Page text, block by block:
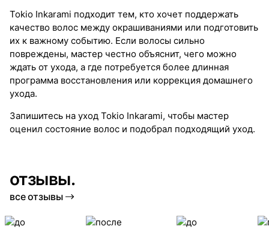
Tokio Inkarami подходит тем, кто хочет поддержать
качество волос между окрашиваниями или подготовить
их к важному событию. Если волосы сильно
повреждены, мастер честно объяснит, чего можно
ждать от ухода, а где потребуется более длинная
программа восстановления или коррекция домашнего
ухода.
Запишитесь на уход Tokio Inkarami, чтобы мастер
оценил состояние волос и подобрал подходящий уход.
отзывы.
все отзывы